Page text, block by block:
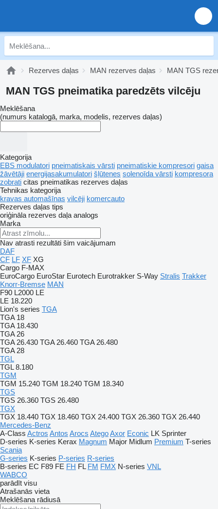
Rezerves daļas MAN rezerves daļas MAN TGS
MAN TGS pneimatika paredzēts vilcēju
Meklēšana
(numurs katalogā, marka, modelis, rezerves daļas)
Kategorija
EBS modulatori pneimatiskais vārsti pneimatiskie kompresori gaisa
žāvētāji energijasakumulatori šļūtenes solenoīda vārsti kompresora
zobrati citas pneimatikas rezerves daļas
Tehnikas kategorija
kravas automašīnas vilcēji komercauto
Rezerves daļas tips
oriģināla rezerves daļa analogs
Marka
Nav atrasti rezultāti šim vaicājumam
DAF
CF LF XF XG
Cargo F-MAX
EuroCargo EuroStar Eurotech Eurotrakker S-Way Stralis Trakker
Knorr-Bremse MAN
F90 L2000 LE
LE 18.220
Lion's series TGA
TGA 18
TGA 18.430
TGA 26
TGA 26.430 TGA 26.460 TGA 26.480
TGA 28
TGL
TGL 8.180
TGM
TGM 15.240 TGM 18.240 TGM 18.340
TGS
TGS 26.360 TGS 26.480
TGX
TGX 18.440 TGX 18.460 TGX 24.400 TGX 26.360 TGX 26.440
Mercedes-Benz
A-Class Actros Antos Arocs AtegoAxor Econic LK Sprinter
D-series K-series Kerax Magnum Major Midlum Premium T-series
Scania
G-series K-series P-series R-series
B-series EC F89 FE FH FL FM FMX N-series VNL
WABCO
parādīt visu
Atrašanās vieta
Meklēšana rādiusā